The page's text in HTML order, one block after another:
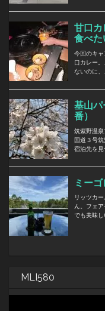
MLI580